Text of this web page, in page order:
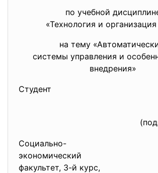
по учебной
«Технология и
на тему
системы управления и
внедрения»
Студент
Социально-
экономический
факультет, 3-й курс,